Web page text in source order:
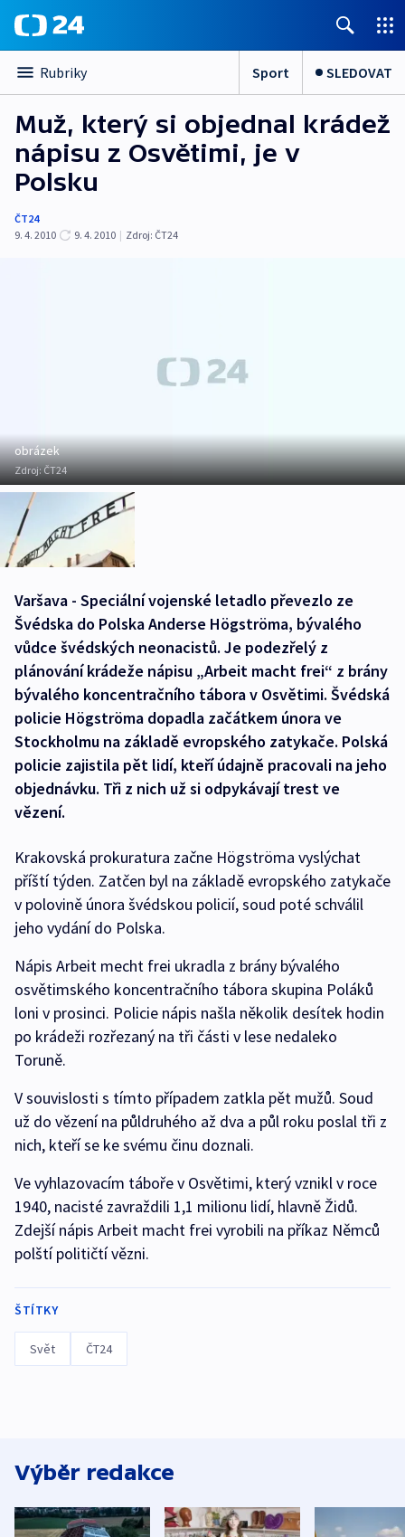
Rubriky Sport SLEDOVAT
Muž, který si objednal krádež
nápisu z Osvětimi, je v
Polsku
ČT24
9. 4. 2010
9. 4. 2010 | Zdroj: ČT24
obrázek
Zdroj:ČT24
Varšava - Speciální vojenské letadlo převezlo ze
Švédska do Polska Anderse Högströma, bývalého
vůdce švédských neonacistů. Je podezřelý z
plánování krádeže nápisu „Arbeit macht frei“ z brány
bývalého koncentračního tábora v Osvětimi. Švédská
policie Högströma dopadla začátkem února ve
Stockholmu na základě evropského zatykače. Polská
policie zajistila pět lidí, kteří údajně pracovali na jeho
objednávku. Tři z nich už si odpykávají trest ve
vězení.
Krakovská prokuratura začne Högströma vyslýchat
příští týden. Zatčen byl na základě evropského zatykače
v polovině února švédskou policií, soud poté schválil
jeho vydání do Polska.
Nápis Arbeit mecht frei ukradla z brány bývalého
osvětimského koncentračního tábora skupina Poláků
loni v prosinci. Policie nápis našla několik desítek hodin
po krádeži rozřezaný na tři části v lese nedaleko
Toruně.
V souvislosti s tímto případem zatkla pět mužů. Soud
už do vězení na půldruhého až dva a půl roku poslal tři z
nich, kteří se ke svému činu doznali.
Ve vyhlazovacím táboře v Osvětimi, který vznikl v roce
1940, nacisté zavraždili 1,1 milionu lidí, hlavně Židů.
Zdejší nápis Arbeit macht frei vyrobili na příkaz Němců
polští političtí vězni.
ŠTÍTKY
Svět ČT24
Výběr redakce